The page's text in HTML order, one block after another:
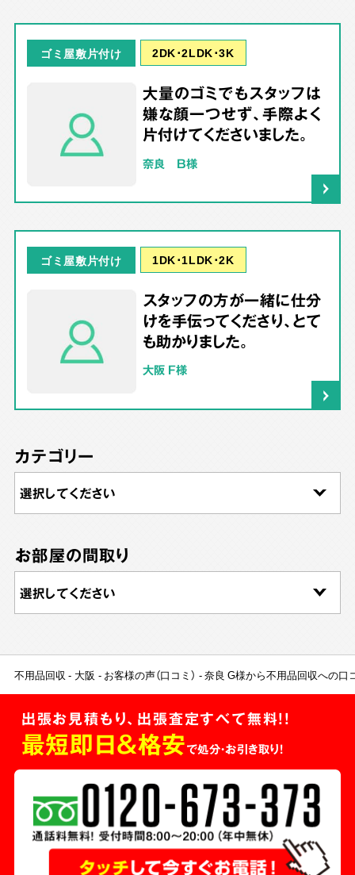
ゴミ屋敷片付け 2DK･2LDK･3K
大量のゴミでもスタッフは
嫌な顔一つせず、手際よく
片付けてくださいました。
奈良 B様
ゴミ屋敷片付け 1DK･1LDK･2K
スタッフの方が一緒に仕分
けを手伝ってくださり、とて
も助かりました。
大阪 F様
カテゴリー
お部屋の間取り
不用品回収 大阪 お客様の声（口コミ） 奈良 G様から不用品回収への口
出張お見積もり、出張査定すべて無料!!
最短即日＆格安で処分・お引き取り！